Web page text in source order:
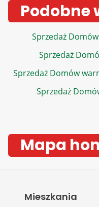
Podobne
Sprzedaż
Sprzedaż
Sprzedaż Domów
Sprzedaż
Mapa
Mieszkania